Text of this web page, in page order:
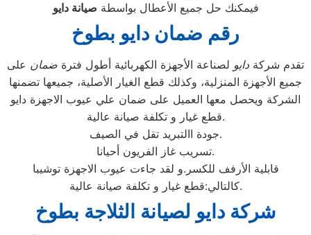
فيمكنك حل جميع الأعطال بواسطة صيانة دايو
رقم ضمان دايو بطوخ
تقدم شركة دايو لصناعة الأجهزة الكهربائية أطول فترة ضمان على
جميع الأجهزة المنزلية، وكذلك قطع الغيار الأصلية، جميعها تضمنها
الشركة ويحصل معها العميل على ضمان علي عيوب الاجهزة دايو
قطع غيار و تكلفة صيانة عالية.
جودة االتبريد تقل في الصيف.
تسريب غاز الفريون أحيانا.
قابلية الأرفف للكسر.و لقد جاءت عيوب الاجهزة توشيبا
كالتالي:قطع غيار و تكلفة صيانة عالية.
شركة دايو لصيانة الثلاجة بطوخ